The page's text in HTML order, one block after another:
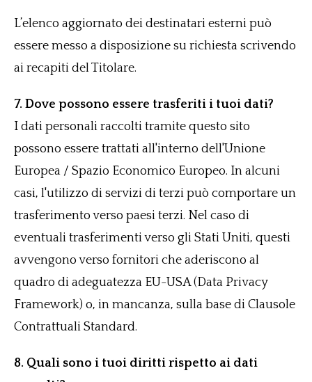
L’elenco aggiornato dei destinatari esterni può
essere messo a disposizione su richiesta scrivendo
ai recapiti del Titolare.
7. Dove possono essere trasferiti i tuoi dati?
I dati personali raccolti tramite questo sito
possono essere trattati all'interno dell'Unione
Europea / Spazio Economico Europeo. In alcuni
casi, l'utilizzo di servizi di terzi può comportare un
trasferimento verso paesi terzi. Nel caso di
eventuali trasferimenti verso gli Stati Uniti, questi
avvengono verso fornitori che aderiscono al
quadro di adeguatezza EU-USA (Data Privacy
Framework) o, in mancanza, sulla base di Clausole
Contrattuali Standard.
8. Quali sono i tuoi diritti rispetto ai dati